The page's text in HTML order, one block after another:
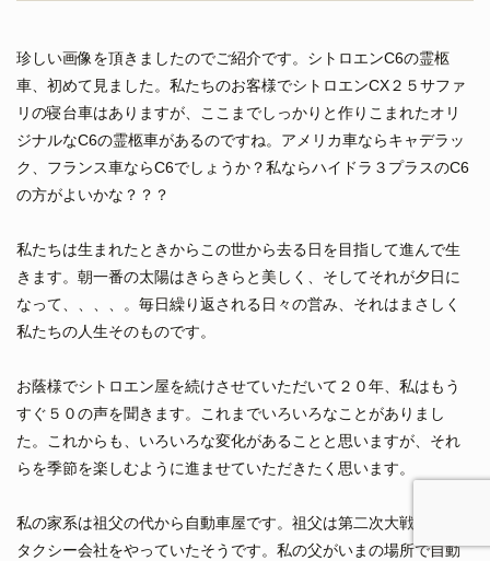
珍しい画像を頂きましたのでご紹介です。シトロエンC6の霊柩
車、初めて見ました。私たちのお客様でシトロエンCX２５サファ
リの寝台車はありますが、ここまでしっかりと作りこまれたオリ
ジナルなC6の霊柩車があるのですね。アメリカ車ならキャデラッ
ク、フランス車ならC6でしょうか？私ならハイドラ３プラスのC6
の方がよいかな？？？
私たちは生まれたときからこの世から去る日を目指して進んで生
きます。朝一番の太陽はきらきらと美しく、そしてそれが夕日に
なって、、、、。毎日繰り返される日々の営み、それはまさしく
私たちの人生そのものです。
お蔭様でシトロエン屋を続けさせていただいて２０年、私はもう
すぐ５０の声を聞きます。これまでいろいろなことがありまし
た。これからも、いろいろな変化があることと思いますが、それ
らを季節を楽しむように進ませていただきたく思います。
私の家系は祖父の代から自動車屋です。祖父は第二次大戦まえに
タクシー会社をやっていたそうです。私の父がいまの場所で自動